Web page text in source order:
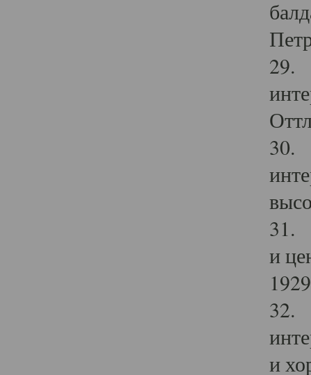
29.
30.
31.
и
32.
и